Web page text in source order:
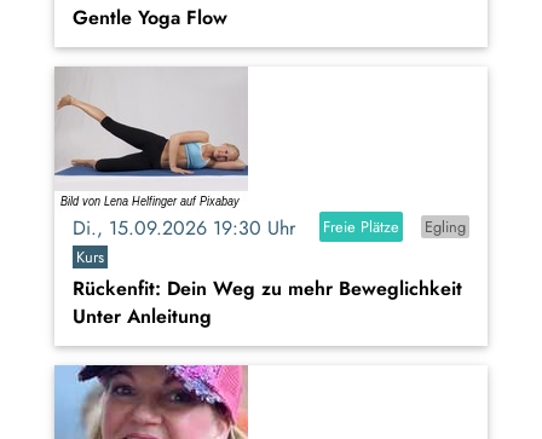
Gentle Yoga Flow
Di., 15.09.2026 19:30 Uhr Freie Plätze
Egling
Kurs
Rückenfit: Dein Weg zu mehr Beweglichkeit
Unter Anleitung